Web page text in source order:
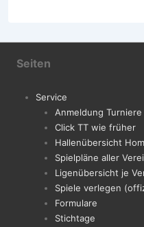
Seiten
Service
Anmeldung Turniere
Click TT wie früher
Hallenübersicht
Spielpläne aller
Ligenübersicht je
Spiele verlegen
Formulare
Stichtage